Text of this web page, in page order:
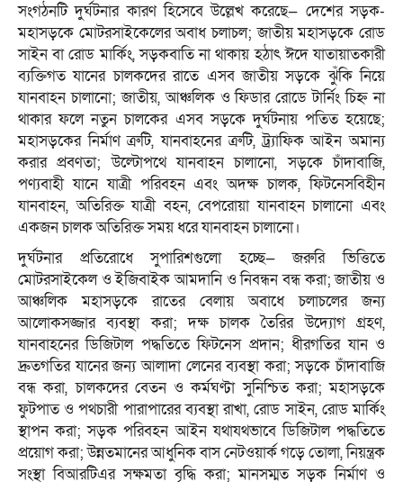
সংগঠনটি দুর্ঘটনার কারণ হিসেবে উল্লেখ করেছে— দেশের সড়ক-
মহাসড়কে মোটরসাইকেলের অবাধ চলাচল; জাতীয় মহাসড়কে রোড
সাইন বা রোড মার্কিং, সড়কবাতি না থাকায় হঠাৎ ঈদে যাতায়াতকারী
ব্যক্তিগত যানের চালকদের রাতে এসব জাতীয় সড়কে ঝুঁকি নিয়ে
যানবাহন চালানো; জাতীয়, আঞ্চলিক ও ফিডার রোডে টার্নিং চিহ্ন না
থাকার ফলে নতুন চালকের এসব সড়কে দুর্ঘটনায় পতিত হয়েছে;
মহাসড়কের নির্মাণ ত্রুটি, যানবাহনের ত্রুটি, ট্র্যাফিক আইন অমান্য
করার প্রবণতা; উল্টোপথে যানবাহন চালানো, সড়কে চাঁদাবাজি,
পণ্যবাহী যানে যাত্রী পরিবহন এবং অদক্ষ চালক, ফিটনেসবিহীন
যানবাহন, অতিরিক্ত যাত্রী বহন, বেপরোয়া যানবাহন চালানো এবং
একজন চালক অতিরিক্ত সময় ধরে যানবাহন চালানো।
দুর্ঘটনার প্রতিরোধে সুপারিশগুলো হচ্ছে— জরুরি ভিত্তিতে
মোটরসাইকেল ও ইজিবাইক আমদানি ও নিবন্ধন বন্ধ করা; জাতীয় ও
আঞ্চলিক মহাসড়কে রাতের বেলায় অবাধে চলাচলের জন্য
আলোকসজ্জার ব্যবস্থা করা; দক্ষ চালক তৈরির উদ্যোগ গ্রহণ,
যানবাহনের ডিজিটাল পদ্ধতিতে ফিটনেস প্রদান; ধীরগতির যান ও
দ্রুতগতির যানের জন্য আলাদা লেনের ব্যবস্থা করা; সড়কে চাঁদাবাজি
বন্ধ করা, চালকদের বেতন ও কর্মঘণ্টা সুনিশ্চিত করা; মহাসড়কে
ফুটপাত ও পথচারী পারাপারের ব্যবস্থা রাখা, রোড সাইন, রোড মার্কিং
স্থাপন করা; সড়ক পরিবহন আইন যথাযথভাবে ডিজিটাল পদ্ধতিতে
প্রয়োগ করা; উন্নতমানের আধুনিক বাস নেটওয়ার্ক গড়ে তোলা, নিয়ন্ত্রক
সংস্থা বিআরটিএর সক্ষমতা বৃদ্ধি করা; মানসম্মত সড়ক নির্মাণ ও